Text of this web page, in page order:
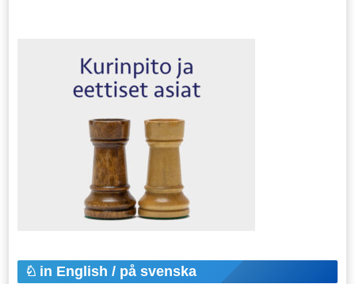
in English / på svenska